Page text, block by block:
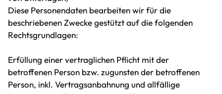
Diese Personendaten bearbeiten wir für die
beschriebenen Zwecke gestützt auf die folgenden
Rechtsgrundlagen:
Erfüllung einer vertraglichen Pflicht mit der
betroffenen Person bzw. zugunsten der betroffenen
Person, inkl. Vertragsanbahnung und allfällige